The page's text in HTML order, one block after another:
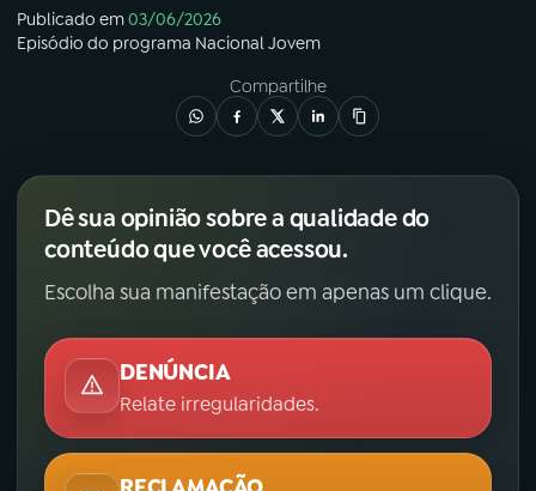
Publicado em03/06/2026
Episódio do programa Nacional Jovem
Compartilhe
Dê sua opinião sobre a qualidade do
conteúdo que você acessou.
Escolha sua manifestação em apenas um clique.
DENÚNCIA
Relate irregularidades.